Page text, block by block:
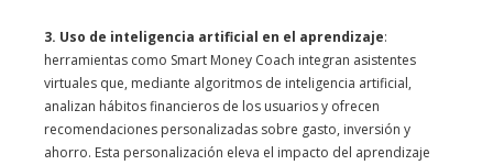
3. Uso de inteligencia artificial en el aprendizaje:
herramientas como Smart Money Coach integran asistentes
virtuales que, mediante algoritmos de inteligencia artificial,
analizan hábitos financieros de los usuarios y ofrecen
recomendaciones personalizadas sobre gasto, inversión y
ahorro. Esta personalización eleva el impacto del aprendizaje